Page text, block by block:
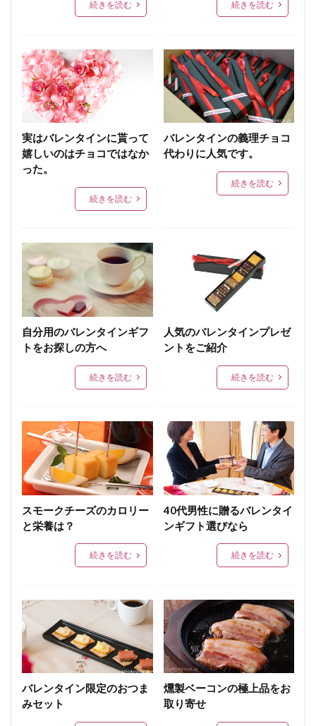
続きを読む 続きを読む
実はバレンタインに貰って
嬉しいのはチョコではなか
った。
続きを読む
バレンタインの義理チョコ
代わりに人気です。
続きを読む
自分用のバレンタインギフ
トをお探しの方へ
続きを読む
人気のバレンタインプレゼ
ントをご紹介
続きを読む
スモークチーズのカロリー
と栄養は？
続きを読む
40代男性に贈るバレンタイ
ンギフト選びなら
続きを読む
バレンタイン限定のおつま
みセット
燻製ベーコンの極上品をお
取り寄せ